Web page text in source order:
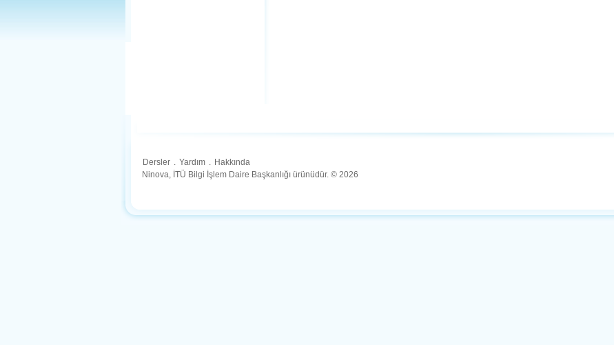
Dersler . Yardım . Hakkında
Ninova, İTÜ Bilgi İşlem Daire Başkanlığı ürünüdür. © 2026